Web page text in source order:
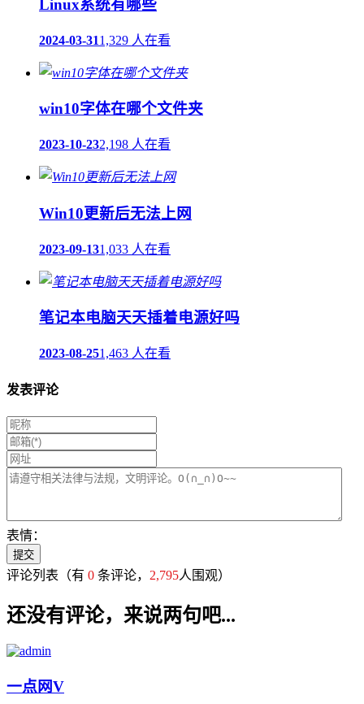
Linux系统有哪些
2024-03-311,329 人在看
win10字体在哪个文件夹
2023-10-232,198 人在看
Win10更新后无法上网
2023-09-131,033 人在看
笔记本电脑天天插着电源好吗
2023-08-251,463 人在看
发表评论
表情：
评论列表 （有 0 条评论， 2,795人围观）
还没有评论，来说两句吧...
一点网V